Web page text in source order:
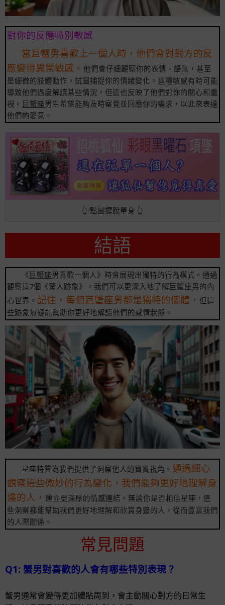
對你的反應特別敏感
當巨蟹男喜歡上一個人時，他們會對對方的反
應變得異常敏感。 他們會仔細觀察你的表情、語氣，甚至
是細微的肢體動作，試圖捕捉你的情緒變化。這種敏感有時可能
導致他們過度解讀某些情況，但這也反映了他們對你的關心和重
視。 巨蟹座男生希望能夠及時察覺並回應你的需求，以此來表達
他們的愛意。
👆 點圖擺脫單身 👆
結語
《巨蟹座男喜歡一個人》時會展現出獨特的行為模式。通過
觀察這7個《驚人跡象》，我們可以更深入地了解巨蟹座男的內
心世界。 記住，每個巨蟹座男都是獨特的個體， 但這
些跡象無疑能幫助你更好地解讀他們的感情狀態。
星座特質為我們提供了洞察他人的寶貴視角。 通過細心
觀察這些微妙的行為變化，我們能夠更好地理解身
邊的人， 建立更深厚的情感連結。無論你是否相信星座，這
些洞察都能幫助我們更好地理解和欣賞身邊的人，從而豐富我們
的人際關係。
常見問題
Q1: 蟹男對喜歡的人會有哪些特別表現？
蟹男通常會變得更加體貼周到，會主動關心對方的日常生